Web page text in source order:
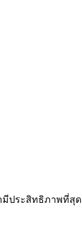
ามีประสิทธิภาพที่สุด